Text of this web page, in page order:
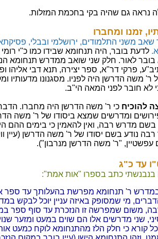
נראה גם שהיה בקי בחכמת המזלות.
זמנו ומחברו
משני התלמודים, ירושלמי ובבלי,
לדעת בובר, היה תנחומא שבידו כמו כ"י
בובר לאור. חלק שני שואב ממדרש תנחומא
פרקי דר"א, ספר יצירה, תנא דבי אליהו
ר' משה הדרשן היה לפניו. מסגנונו מדעותיו
לא חובר לפני המאה הי"ב.
להוכיח כי ר' משה הדרשן היה מחברו.
ומדרשים שמצא ביסודו של ר' משה
בשם מדרש רבה, ואין להאמין כי בימים ההם
נודע בשם יסודו של ר' משה הדרשן (עיין
עד כ"ג
כתב בספרו "אות אמת":
ר' תנחומא מפרשת בהעלותך עד ספר
מי שמסופק באיזה עניין יוכל לבקש
משום שמפרשה זו הנזכרת עד סוף ספר
שני מדרשים אלו הם שוים במעט ומזער שנוי.
קורא כי חלק הלז מהתנחומא לוקח כמעט